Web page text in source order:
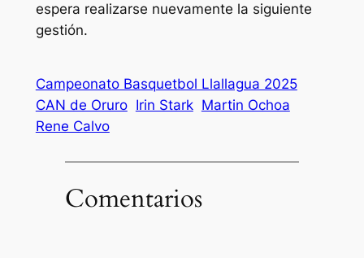
espera realizarse nuevamente la siguiente
gestión.
Campeonato Basquetbol Llallagua 2025
CAN de Oruro Irin Stark Martin Ochoa
Rene Calvo
Comentarios